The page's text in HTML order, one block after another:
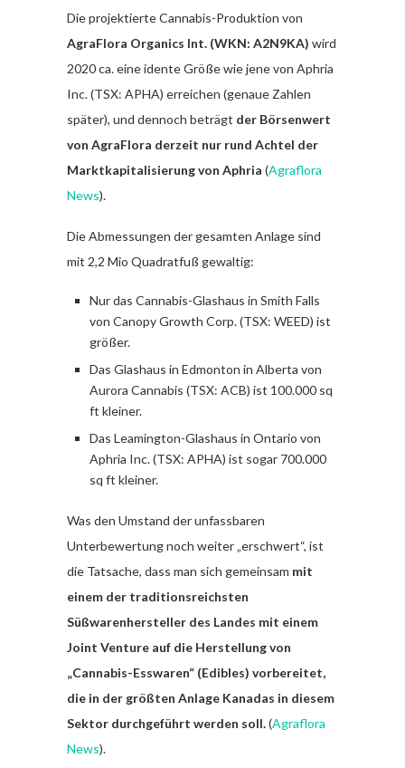
Die projektierte Cannabis-Produktion von
AgraFlora Organics Int. (WKN: A2N9KA) wird
2020 ca. eine idente Größe wie jene von Aphria
Inc. (TSX: APHA) erreichen (genaue Zahlen
später), und dennoch beträgt der Börsenwert
von AgraFlora derzeit nur rund Achtel der
Marktkapitalisierung von Aphria (Agraflora
News).
Die Abmessungen der gesamten Anlage sind
mit 2,2 Mio Quadratfuß gewaltig:
Nur das Cannabis-Glashaus in Smith Falls
von Canopy Growth Corp. (TSX: WEED) ist
größer.
Das Glashaus in Edmonton in Alberta von
Aurora Cannabis (TSX: ACB) ist 100.000 sq
ft kleiner.
Das Leamington-Glashaus in Ontario von
Aphria Inc. (TSX: APHA) ist sogar 700.000
sq ft kleiner.
Was den Umstand der unfassbaren
Unterbewertung noch weiter „erschwert“, ist
die Tatsache, dass man sich gemeinsam mit
einem der traditionsreichsten
Süßwarenhersteller des Landes mit einem
Joint Venture auf die Herstellung von
„Cannabis-Esswaren“ (Edibles) vorbereitet,
die in der größten Anlage Kanadas in diesem
Sektor durchgeführt werden soll.(Agraflora
News).